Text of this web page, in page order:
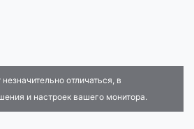
отличаться, в
и настроек вашего монитора.